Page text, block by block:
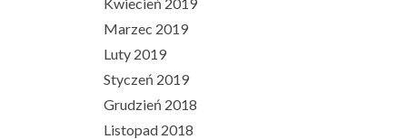
Marzec 2019
Luty 2019
Styczeń 2019
Grudzień 2018
Listopad 2018